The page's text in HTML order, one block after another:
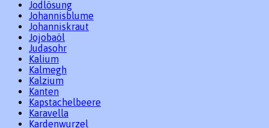
Jodlösung
Johannisblume
Johanniskraut
Jojobaöl
Judasohr
Kalium
Kalmegh
Kalzium
Kanten
Kapstachelbeere
Karavella
Kardenwurzel